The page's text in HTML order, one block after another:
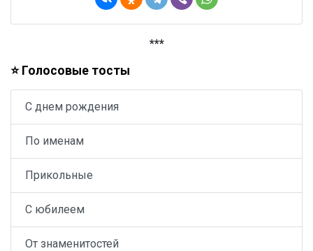
***
⭐ Голосовые тосты
С днем рождения
По именам
Прикольные
С юбилеем
От знаменитостей